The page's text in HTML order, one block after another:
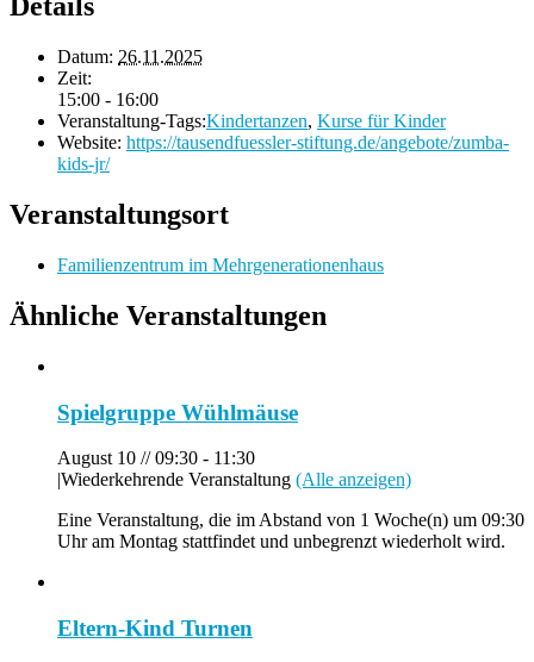
Details
Datum: 26.11.2025
Zeit:
15:00 - 16:00
Veranstaltung-Tags:Kindertanzen, Kurse für Kinder
Website: https://tausendfuessler-stiftung.de/angebote/zumba-
kids-jr/
Veranstaltungsort
Familienzentrum im Mehrgenerationenhaus
Ähnliche Veranstaltungen
Spielgruppe Wühlmäuse
August 10 // 09:30 - 11:30
|Wiederkehrende Veranstaltung (Alle anzeigen)
Eine Veranstaltung, die im Abstand von 1 Woche(n) um 09:30
Uhr am Montag stattfindet und unbegrenzt wiederholt wird.
Eltern-Kind Turnen